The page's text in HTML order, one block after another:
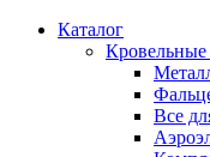
Каталог
Все